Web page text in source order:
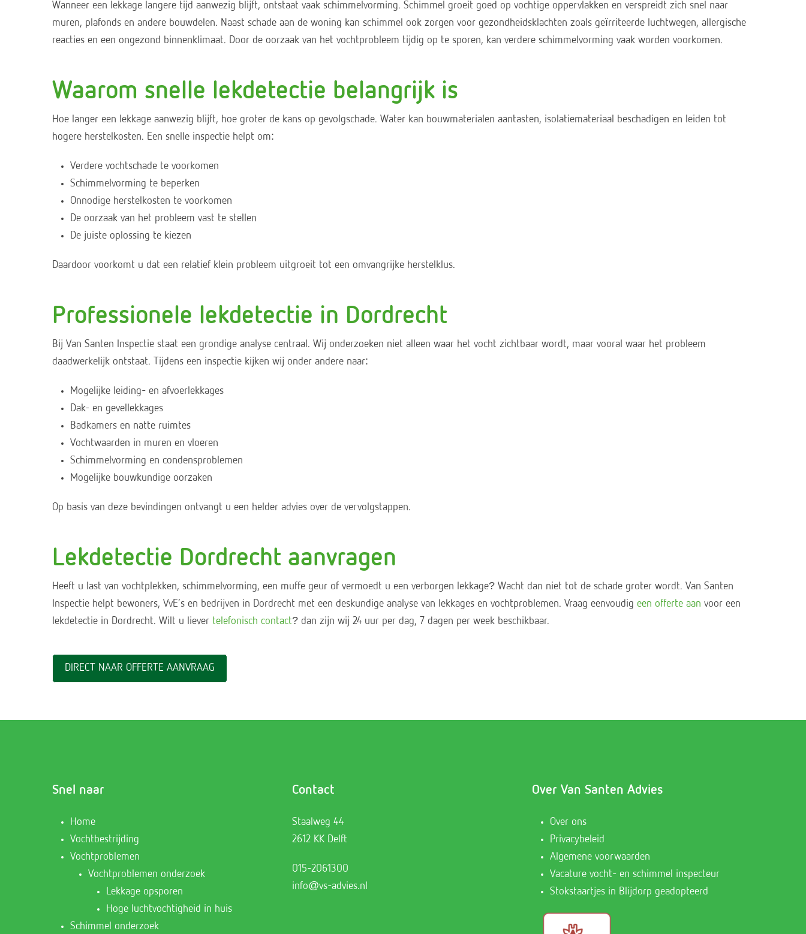
Wanneer een lekkage langere tijd aanwezig blijft, ontstaat vaak schimmelvorming. Schimmel groeit goed op vochtige oppervlakken en verspreidt zich snel naar
muren, plafonds en andere bouwdelen. Naast schade aan de woning kan schimmel ook zorgen voor gezondheidsklachten zoals geïrriteerde luchtwegen, allergische
reacties en een ongezond binnenklimaat. Door de oorzaak van het vochtprobleem tijdig op te sporen, kan verdere schimmelvorming vaak worden voorkomen.
Waarom snelle lekdetectie belangrijk is
Hoe langer een lekkage aanwezig blijft, hoe groter de kans op gevolgschade. Water kan bouwmaterialen aantasten, isolatiemateriaal beschadigen en leiden tot
hogere herstelkosten. Een snelle inspectie helpt om:
Verdere vochtschade te voorkomen
Schimmelvorming te beperken
Onnodige herstelkosten te voorkomen
De oorzaak van het probleem vast te stellen
De juiste oplossing te kiezen
Daardoor voorkomt u dat een relatief klein probleem uitgroeit tot een omvangrijke herstelklus.
Professionele lekdetectie in Dordrecht
Bij Van Santen Inspectie staat een grondige analyse centraal. Wij onderzoeken niet alleen waar het vocht zichtbaar wordt, maar vooral waar het probleem
daadwerkelijk ontstaat. Tijdens een inspectie kijken wij onder andere naar:
Mogelijke leiding- en afvoerlekkages
Dak- en gevellekkages
Badkamers en natte ruimtes
Vochtwaarden in muren en vloeren
Schimmelvorming en condensproblemen
Mogelijke bouwkundige oorzaken
Op basis van deze bevindingen ontvangt u een helder advies over de vervolgstappen.
Lekdetectie Dordrecht aanvragen
Heeft u last van vochtplekken, schimmelvorming, een muffe geur of vermoedt u een verborgen lekkage? Wacht dan niet tot de schade groter wordt. Van Santen
Inspectie helpt bewoners, VvE’s en bedrijven in Dordrecht met een deskundige analyse van lekkages en vochtproblemen. Vraag eenvoudig een offerte aan voor een
lekdetectie in Dordrecht. Wilt u liever telefonisch contact? dan zijn wij 24 uur per dag, 7 dagen per week beschikbaar.
DIRECT NAAR OFFERTE AANVRAAG
Snel naar
Home
Vochtbestrijding
Vochtproblemen
Vochtproblemen onderzoek
Lekkage opsporen
Hoge luchtvochtigheid in huis
Schimmel onderzoek
Contact
Staalweg 44
2612 KK Delft
015-2061300
info@vs-advies.nl
Over Van Santen Advies
Over ons
Privacybeleid
Algemene voorwaarden
Vacature vocht- en schimmel inspecteur
Stokstaartjes in Blijdorp geadopteerd